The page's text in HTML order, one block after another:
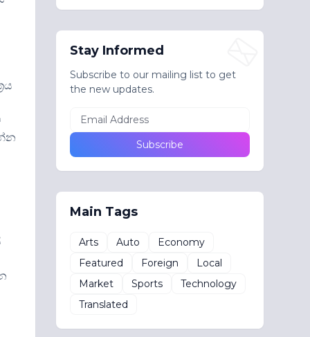
Stay Informed
Subscribe to our mailing list to get
the new updates.
Main Tags
Arts Auto
Economy
Featured
Foreign
Local
Market
Sports
Technology
Translated